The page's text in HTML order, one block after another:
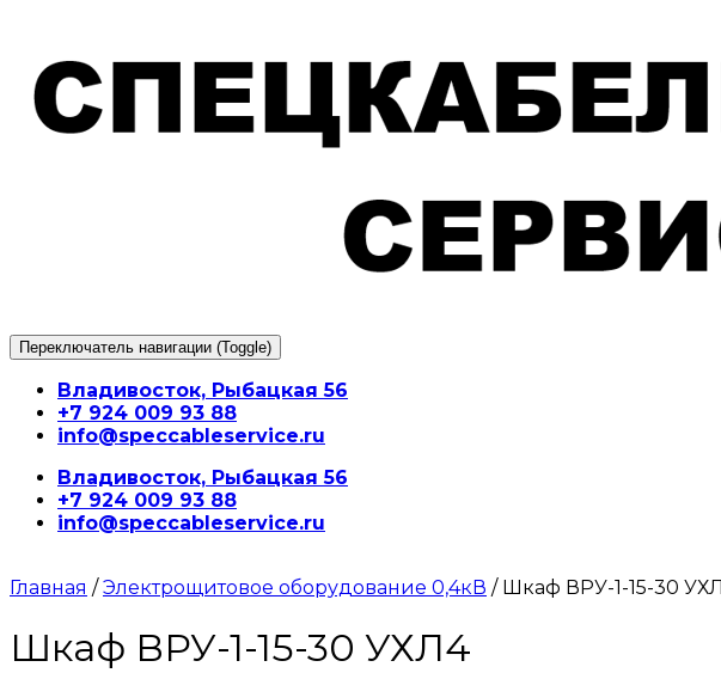
содержимому
Переключатель навигации (Toggle)
Владивосток, Рыбацкая 56
+7 924 009 93 88
info@speccableservice.ru
Владивосток, Рыбацкая 56
+7 924 009 93 88
info@speccableservice.ru
Главная /Электрощитовое оборудование 0,4кВ / Шкаф ВРУ-1-15-30
Шкаф ВРУ-1-15-30 УХЛ4